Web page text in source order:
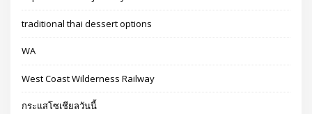
traditional thai dessert options
WA
West Coast Wilderness Railway
กระแสโซเชียลวันนี้